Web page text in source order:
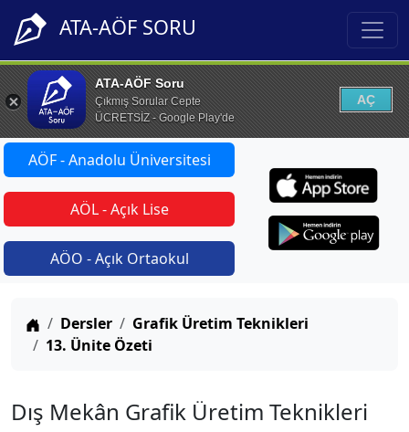
ATA-AÖF SORU
ATA-AÖF Soru
Çıkmış Sorular Cepte
ÜCRETSİZ - Google Play'de
AÇ
AÖF - Anadolu Üniversitesi
AÖL - Açık Lise
AÖO - Açık Ortaokul
Anasayfa
Dersler
Grafik Üretim Teknikleri
13. Ünite Özeti
Dış Mekân Grafik Üretim Teknikleri